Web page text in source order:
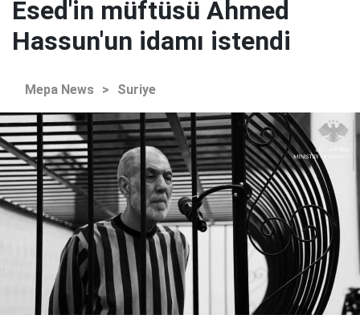
Esed'in müftüsü Ahmed
Hassun'un idamı istendi
Mepa News > Suriye